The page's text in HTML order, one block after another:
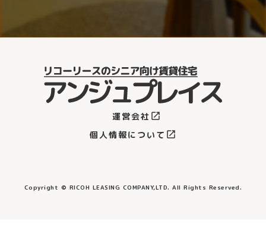
個人情報について open_in_new
運営会社 open_in_new
Copyright © RICOH LEASING COMPANY,LTD. All Rights Reserved.